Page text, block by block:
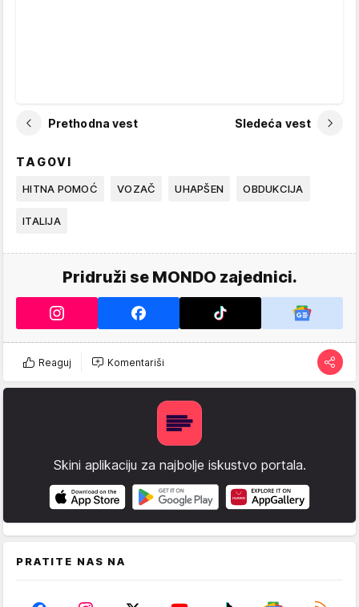
Prethodna vest Sledeća vest
TAGOVI
HITNA POMOĆ VOZAČ UHAPŠEN OBDUKCIJA
ITALIJA
Pridruži se MONDO zajednici.
Reaguj Komentariši
Skini aplikaciju za najbolje iskustvo portala.
PRATITE NAS NA